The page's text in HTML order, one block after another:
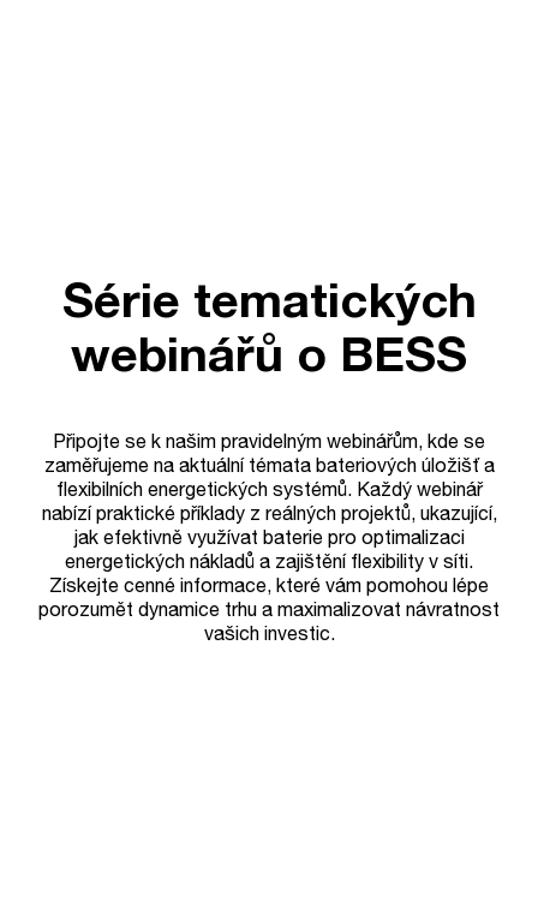
Série tematických
webinářů o BESS
Připojte se k našim pravidelným webinářům, kde se
zaměřujeme na aktuální témata bateriových úložišť a
flexibilních energetických systémů. Každý webinář
nabízí praktické příklady z reálných projektů, ukazující,
jak efektivně využívat baterie pro optimalizaci
energetických nákladů a zajištění flexibility v síti.
Získejte cenné informace, které vám pomohou lépe
porozumět dynamice trhu a maximalizovat návratnost
vašich investic.